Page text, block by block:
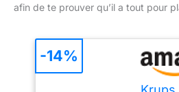
afin de te prouver qu’il a tout pour
-14%